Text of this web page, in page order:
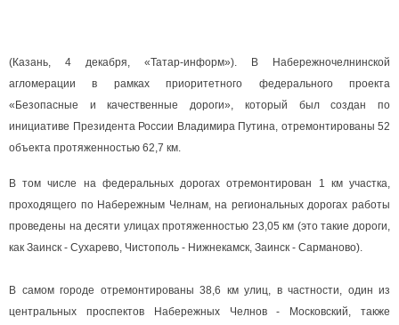
(Казань, 4 декабря, «Татар-информ»). В Набережночелнинской
агломерации в рамках приоритетного федерального проекта
«Безопасные и качественные дороги», который был создан по
инициативе Президента России Владимира Путина, отремонтированы 52
объекта протяженностью 62,7 км.
В том числе на федеральных дорогах отремонтирован 1 км участка,
проходящего по Набережным Челнам, на региональных дорогах работы
проведены на десяти улицах протяженностью 23,05 км (это такие дороги,
как Заинск - Сухарево, Чистополь - Нижнекамск, Заинск - Сарманово).
В самом городе отремонтированы 38,6 км улиц, в частности, один из
центральных проспектов Набережных Челнов - Московский, также